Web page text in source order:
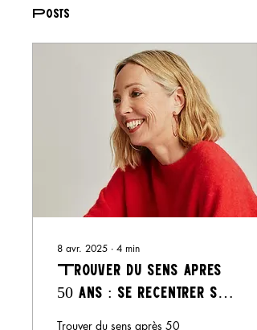
Posts
8 avr. 2025 ∙ 4 min
Trouver du sens après
50 ans : se recentrer sur
l’essentiel
Trouver du sens après 50